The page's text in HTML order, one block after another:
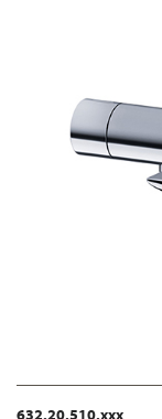
632.20.510.xxx